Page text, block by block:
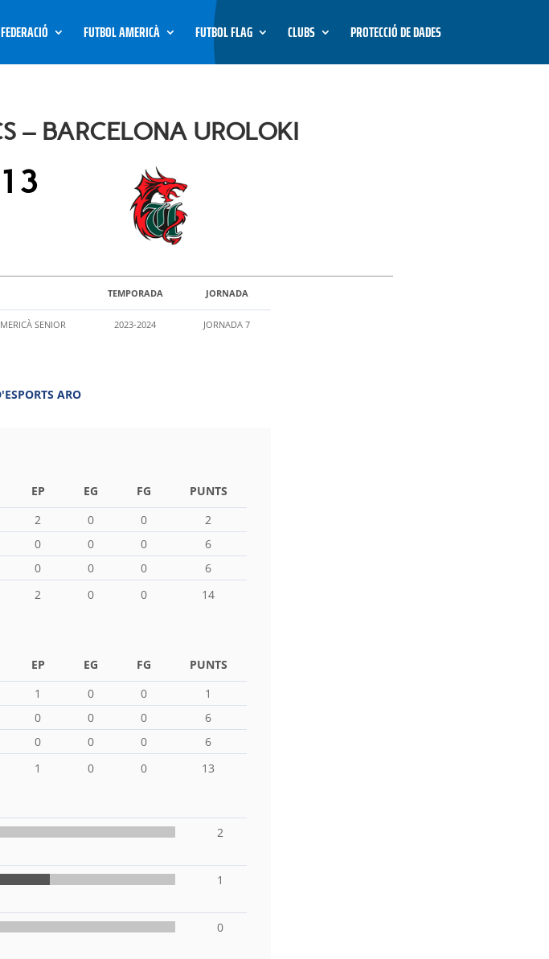
FEDERACIÓ FUTBOL AMERICÀ FUTBOL FLAG CLUBS PROTECCIÓ DE DADES
– BARCELONA UROLOKI
13
TEMPORADA JORNADA
SENIOR 2023-2024 JORNADA 7
ARO
EP EG FG
PUNTS
2 0 0
2
0 0 0
6
0 0 0
6
2 0 0 14
EP EG FG
PUNTS
1 0 0
1
0 0 0
6
0 0 0
6
1 0 0 13
2
1
0